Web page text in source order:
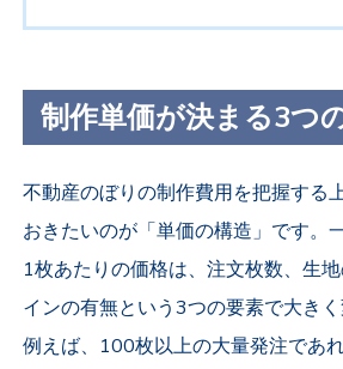
制作単価が決まる3つ
不動産のぼりの制作費用を把握する
おきたいのが「単価の構造」です。
1枚あたりの価格は、注文枚数、生
インの有無という3つの要素で大きく
例えば、100枚以上の大量発注であ